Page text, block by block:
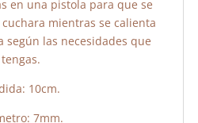
en una pistola para que se
mientras se calienta
las necesidades que
tengas.
10cm.
7mm.